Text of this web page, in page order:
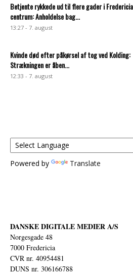
Betjente rykkede ud til flere gader i
centrum: Anholdelse bag...
13:27 - 7. august
Kvinde død efter påkørsel af tog ved Kolding:
Strækningen er åben...
12:33 - 7. august
Powered by Translate
DANSKE DIGITALE MEDIER A/S
Norgesgade 48
7000 Fredericia
CVR nr. 40954481
DUNS nr. 306166788